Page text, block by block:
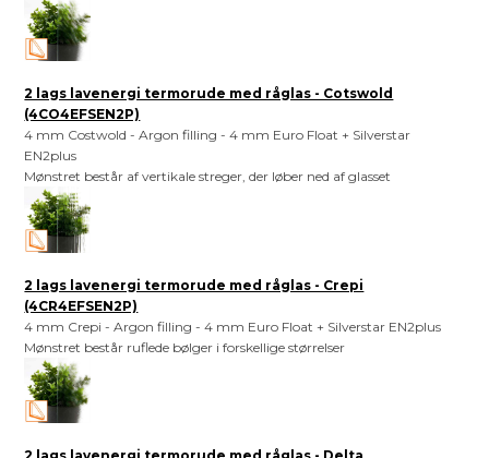
2 lags lavenergi termorude med råglas - Cotswold
(4CO4EFSEN2P)
4 mm Costwold - Argon filling - 4 mm Euro Float + Silverstar
EN2plus
Mønstret består af vertikale streger, der løber ned af glasset
2 lags lavenergi termorude med råglas - Crepi
(4CR4EFSEN2P)
4 mm Crepi - Argon filling - 4 mm Euro Float + Silverstar EN2plus
Mønstret består ruflede bølger i forskellige størrelser